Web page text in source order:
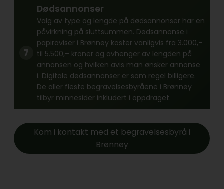
Dødsannonser
Valg av type og lengde på dødsannonser har en
påvirkning på sluttsummen. Dødsannonse i
papiraviser i Brønnøy koster vanligvis fra 3.000,–
til 5.500,– kroner og avhenger av lengden på
annonsen og hvilken avis man ønsker annonse
i. Digitale dødsannonser er som regel billigere.
De aller fleste begravelsesbyråene i Brønnøy
tilbyr minnesider inkludert i oppdraget.
Kom i kontakt med et begravelsesbyrå i
Brønnøy